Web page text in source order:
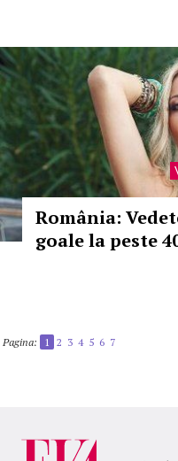
România:
goale la peste
Pagina: 1 2 3 4 5 6 7